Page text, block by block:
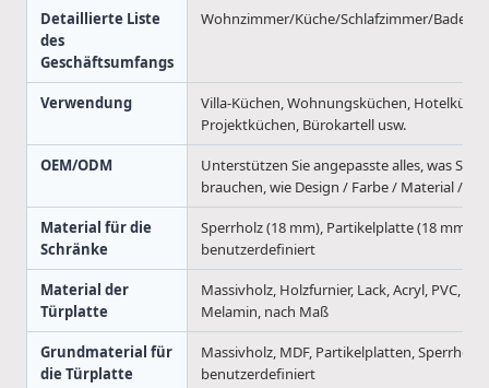
Detaillierte Liste
des
Geschäftsumfangs
Wohnzimmer/Küche/Schlafzimmer/
Verwendung
Villa-Küchen, Wohnungsküchen,
Projektküchen, Bürokartell usw.
OEM/ODM
Unterstützen Sie angepasste alles, was Sie
brauchen, wie Design / Farbe / Material /
Material für die
Schränke
Sperrholz (18 mm), Partikelplatte (18 mm),
benutzerdefiniert
Material der
Türplatte
Massivholz, Holzfurnier, Lack, Acryl, PVC,
Melamin, nach Maß
Grundmaterial für
die Türplatte
Massivholz, MDF, Partikelplatten, Sperrholz,
benutzerdefiniert